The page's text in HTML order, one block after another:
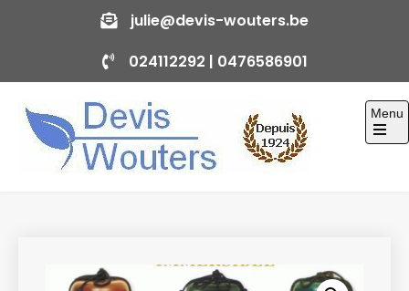
julie@devis-wouters.be
024112292 | 0476586901
Menu